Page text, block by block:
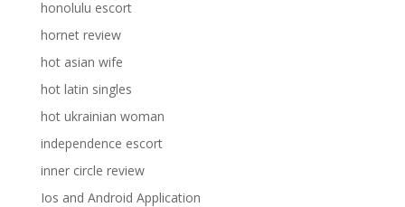
honolulu escort
hornet review
hot asian wife
hot latin singles
hot ukrainian woman
independence escort
inner circle review
Ios and Android Application